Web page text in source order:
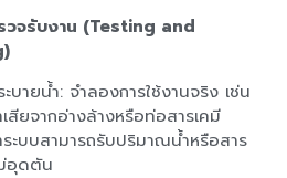
วจรับงาน (Testing and
บายน้ำ: จำลองการใช้งานจริง เช่น
สียจากอ่างล้างหรือท่อสารเคมี
ะบบสามารถรับปริมาณน้ำหรือสาร
อุดตัน